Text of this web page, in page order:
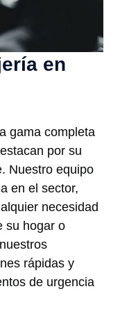
en
gama completa
por su
Nuestro equipo
en el sector,
necesidad
su hogar o
rápidas y
de urgencia